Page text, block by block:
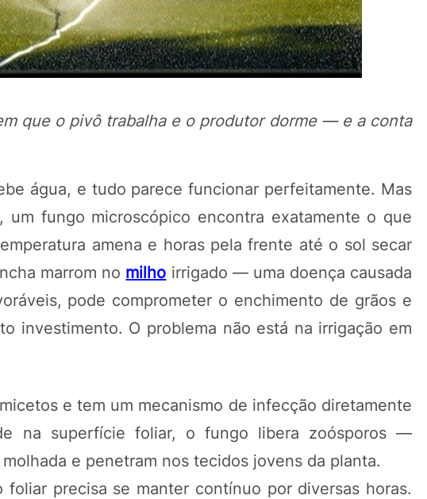
que o pivô trabalha e o produtor dorme — e a conta
água, e tudo parece funcionar perfeitamente. Mas
, um fungo microscópico encontra exatamente o que
amena e horas pela frente até o sol secar
marrom no milho irrigado — uma doença causada
pode comprometer o enchimento de grãos e
investimento. O problema não está na irrigação em
e tem um mecanismo de infecção diretamente
na superfície foliar, o fungo libera zoósporos —
e penetram nos tecidos jovens da planta.
precisa se manter contínuo por diversas horas.
POTOSÍ Fertilizante Líquido
Orgânico 250ml
COMPRAR